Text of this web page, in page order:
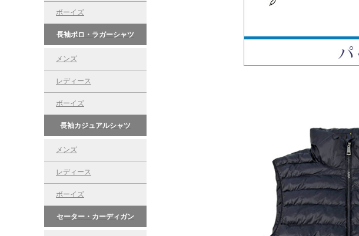
ボーイズ
長袖ポロ・ラガーシャツ
メンズ
レディース
ボーイズ
長袖カジュアルシャツ
メンズ
レディース
ボーイズ
セーター・カーディガン